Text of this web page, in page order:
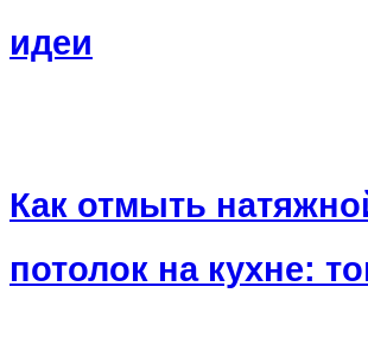
идеи
Как отмыть
потолок на кухне: